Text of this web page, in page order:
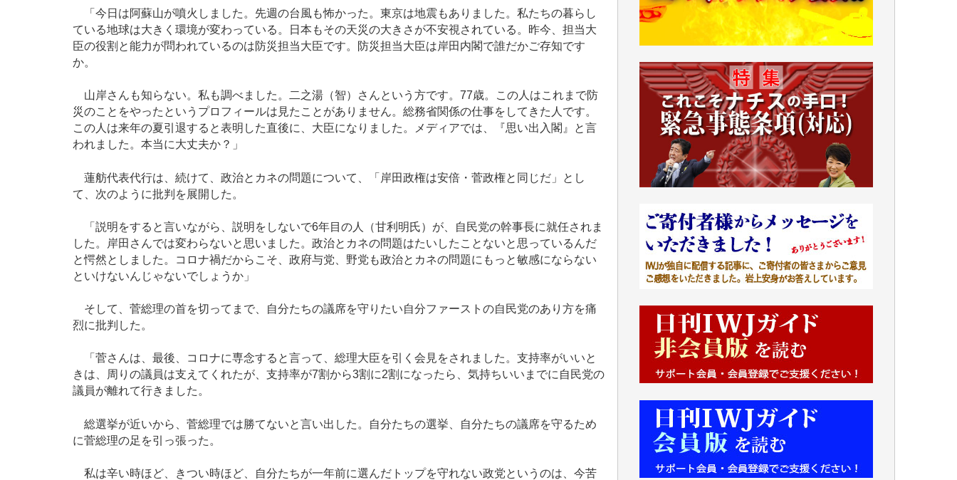
「今日は阿蘇山が噴火しました。先週の台風も怖かった。東京は地震もありました。私たちの暮らし
ている地球は大きく環境が変わっている。日本もその天災の大きさが不安視されている。昨今、担当大
臣の役割と能力が問われているのは防災担当大臣です。防災担当大臣は岸田内閣で誰だかご存知です
か。
山岸さんも知らない。私も調べました。二之湯（智）さんという方です。77歳。この人はこれまで防
災のことをやったというプロフィールは見たことがありません。総務省関係の仕事をしてきた人です。
この人は来年の夏引退すると表明した直後に、大臣になりました。メディアでは、『思い出入閣』と言
われました。本当に大丈夫か？」
蓮舫代表代行は、続けて、政治とカネの問題について、「岸田政権は安倍・菅政権と同じだ」とし
て、次のように批判を展開した。
「説明をすると言いながら、説明をしないで6年目の人（甘利明氏）が、自民党の幹事長に就任されま
した。岸田さんでは変わらないと思いました。政治とカネの問題はたいしたことないと思っているんだ
と愕然としました。コロナ禍だからこそ、政府与党、野党も政治とカネの問題にもっと敏感にならない
といけないんじゃないでしょうか」
そして、菅総理の首を切ってまで、自分たちの議席を守りたい自分ファーストの自民党のあり方を痛
烈に批判した。
「菅さんは、最後、コロナに専念すると言って、総理大臣を引く会見をされました。支持率がいいと
きは、周りの議員は支えてくれたが、支持率が7割から3割に2割になったら、気持ちいいまでに自民党の
議員が離れて行きました。
総選挙が近いから、菅総理では勝てないと言い出した。自分たちの選挙、自分たちの議席を守るため
に菅総理の足を引っ張った。
私は辛い時ほど、きつい時ほど、自分たちが一年前に選んだトップを守れない政党というのは、今苦